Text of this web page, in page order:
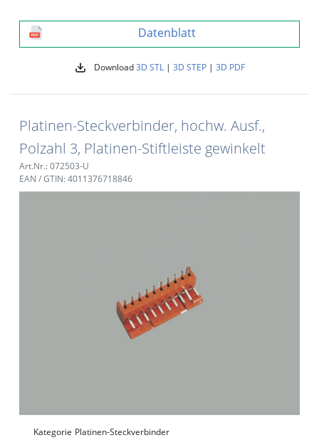
Datenblatt
Download3D STL| 3D STEP| 3D PDF
Platinen-Steckverbinder, hochw. Ausf.,
Polzahl 3, Platinen-Stiftleiste gewinkelt
Art.Nr.: 072503-U
EAN / GTIN: 4011376718846
Kategorie Platinen-Steckverbinder